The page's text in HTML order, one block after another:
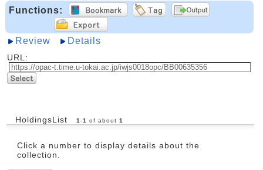
Functions:
Review Details
URL:
HoldingsList 1 -1 of about 1
Click a number to display details about the
collection.